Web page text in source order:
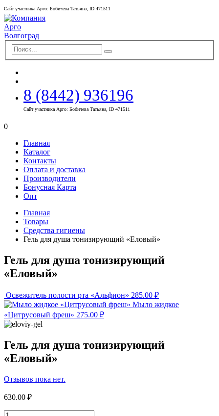
Сайт участника Арго: Бобичева Татьяна, ID 471511
8 (8442) 936196
Сайт участника Арго: Бобичева Татьяна, ID 471511
0
Главная
Каталог
Контакты
Оплата и доставка
Производители
Бонусная Карта
Опт
Главная
Товары
Средства гигиены
Гель для душа тонизирующий «Еловый»
Гель для душа тонизирующий
«Еловый»
Освежитель полости рта «Альфион» 285.00 ₽
Мыло жидкое
«Цитрусовый фреш» 275.00 ₽
Гель для душа тонизирующий
«Еловый»
Отзывов пока нет.
630.00 ₽